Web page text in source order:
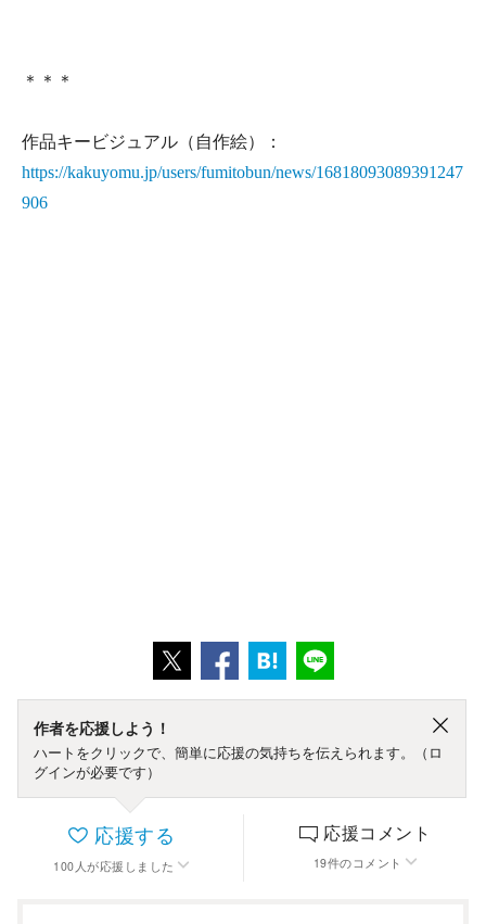
＊＊＊
作品キービジュアル（自作絵）：
https://kakuyomu.jp/users/fumitobun/news/16818093089391247
906
作者を応援しよう！
ハートをクリックで、簡単に応援の気持ちを伝えられます。（ロ
グインが必要です）
応援する
100 人が応援しました
応援コメント
19件のコメント